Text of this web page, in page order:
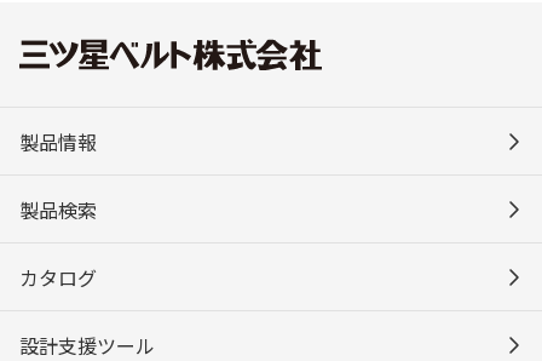
製品情報
製品検索
カタログ
設計支援ツール